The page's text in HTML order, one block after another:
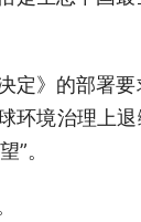
定》的部署
环境治理上
”。